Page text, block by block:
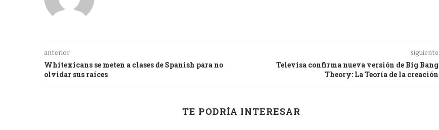
anterior
Whitexicans se meten a clases de Spanish para no
olvidar sus raíces
siguiente
Televisa confirma nueva versión de Big Bang
Theory: La Teoría de la creación
TE PODRÍA INTERESAR